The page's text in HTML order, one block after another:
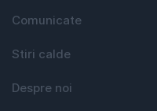
Comunicate
Stiri calde
Despre noi